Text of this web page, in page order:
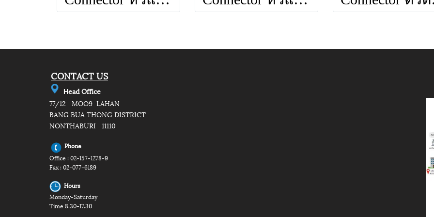
CONTACT US
Head Office
77/12 MOO9 LAHAN
BANG BUA THONG DISTRICT
NONTHABURI 11110
Phone
Office : 02-157-1278-9
Fax : 02-077-6189
Hours
Monday-Saturday
Time 8.30-17.30